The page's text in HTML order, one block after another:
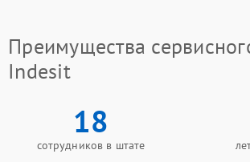
Преимущества
Indesit
18
сотрудников в штате